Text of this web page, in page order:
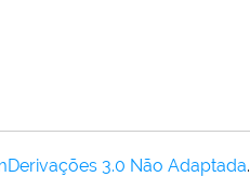
3.0 Não Adaptada.